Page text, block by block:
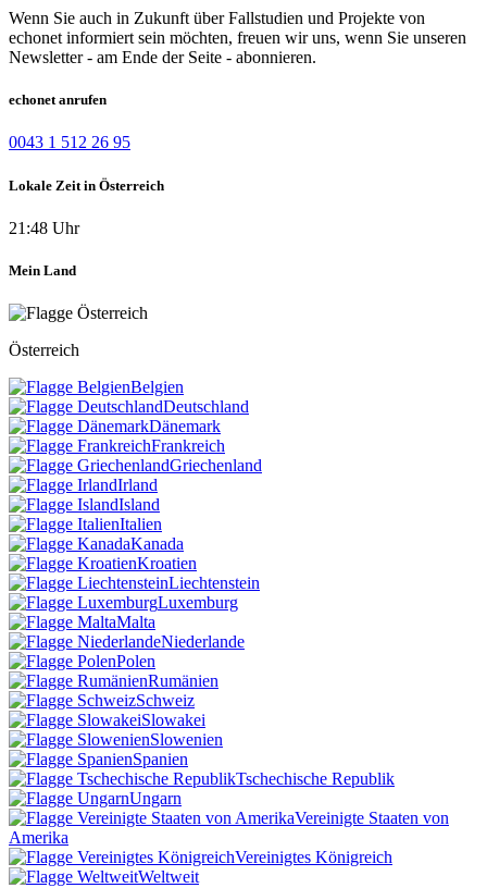
Wenn Sie auch in Zukunft über Fallstudien und Projekte von
echonet informiert sein möchten, freuen wir uns, wenn Sie unseren
Newsletter - am Ende der Seite - abonnieren.
echonet anrufen
0043 1 512 26 95
Lokale Zeit in Österreich
21:48 Uhr
Mein Land
Österreich
Belgien
Deutschland
Dänemark
Frankreich
Griechenland
Irland
Island
Italien
Kanada
Kroatien
Liechtenstein
Luxemburg
Malta
Niederlande
Polen
Rumänien
Schweiz
Slowakei
Slowenien
Spanien
Tschechische Republik
Ungarn
Vereinigte Staaten von
Amerika
Vereinigtes Königreich
Weltweit